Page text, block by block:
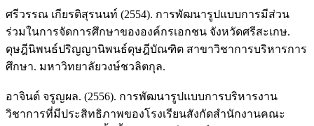
ศรีวรรณ เกียรติสุรนนท์ (2554). การพัฒนารูปแบบการมีส่วน
ร่วมในการจัดการศึกษาขององค์กรเอกชน จังหวัดศรีสะเกษ.
ดุษฎีนิพนธ์ปริญญานิพนธ์ดุษฎีบัณฑิต สาขาวิชาการบริหารการ
ศึกษา. มหาวิทยาลัยวงษ์ชวลิตกุล.
อาจินต์ จรูญผล. (2556). การพัฒนารูปแบบการบริหารงาน
วิชาการที่มีประสิทธิภาพของโรงเรียนสังกัดสำนักงานคณะ